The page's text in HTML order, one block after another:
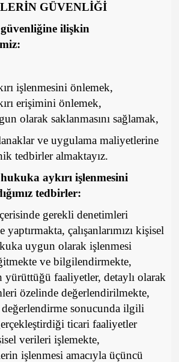
GÜVENLİĞİ
ilişkin
işlenmesini önlemek,
erişimini önlemek,
olarak saklanmasını sağlamak,
ve uygulama maliyetlerine
tedbirler almaktayız.
aykırı işlenmesini
tedbirler:
gerekli denetimleri
yaptırmakta, çalışanlarımızı kişisel
uygun olarak işlenmesi
ve bilgilendirmekte,
yürüttüğü faaliyetler, detaylı olarak
özelinde değerlendirilmekte,
sonucunda ilgili
ticari faaliyetler
verileri işlemekte,
işlenmesi amacıyla üçüncü